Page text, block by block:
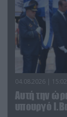
04.08.2026 | 15:02
Αυτή την
υπουργό